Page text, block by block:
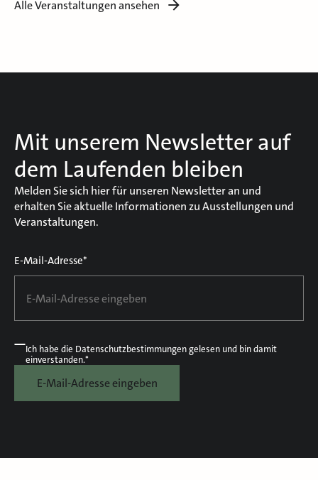
Alle Veranstaltungen ansehen
Mit unserem Newsletter auf
dem Laufenden bleiben
Melden Sie sich hier für unseren Newsletter an und
erhalten Sie aktuelle Informationen zu Ausstellungen und
Veranstaltungen.
E-Mail-Adresse*
Ich habe die Datenschutzbestimmungengelesen und bin damit
einverstanden.*
E-Mail-Adresse eingeben